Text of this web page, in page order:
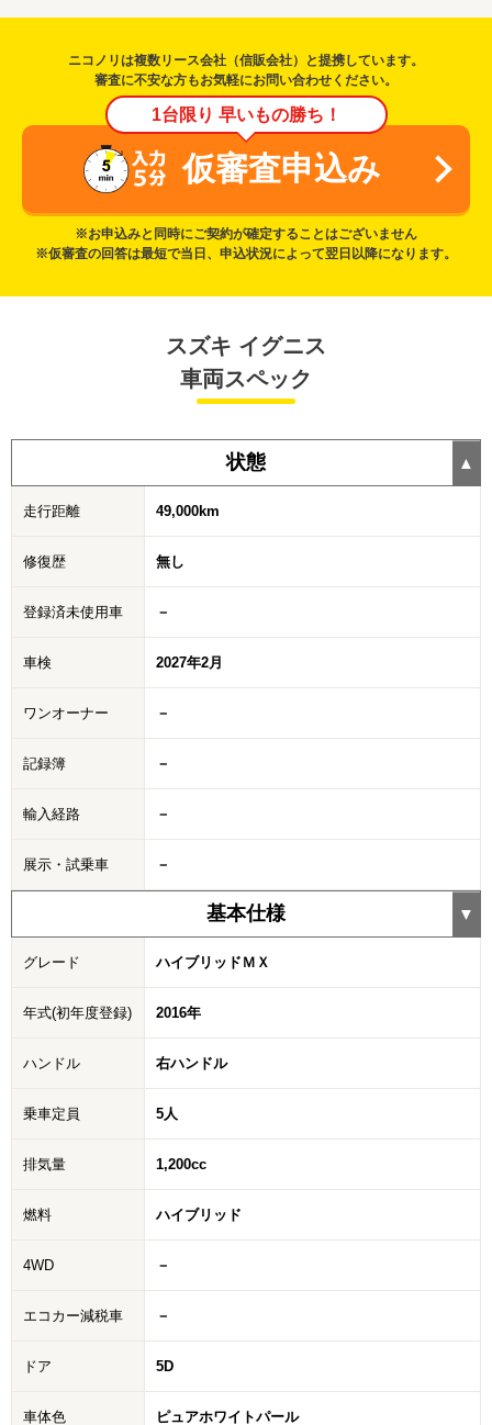
ニコノリは複数リース会社（信販会社）と提携しています。
審査に不安な方もお気軽にお問い合わせください。
1台限り 早いもの勝ち！
仮審査申込み
※お申込みと同時にご契約が確定することはございません
※仮審査の回答は最短で当日、申込状況によって翌日以降になります。
スズキ イグニス
車両スペック
状態
走行距離 49,000km
修復歴 無し
登録済未使用車 －
車検 2027年2月
ワンオーナー －
記録簿 －
輸入経路 －
展示・試乗車 －
基本仕様
グレード ハイブリッドＭＸ
年式(初年度登録) 2016年
ハンドル 右ハンドル
乗車定員 5人
排気量 1,200cc
燃料 ハイブリッド
4WD －
エコカー減税車 －
ドア 5D
車体色 ピュアホワイトパール